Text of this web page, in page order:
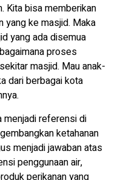
Kita bisa memberikan
yang ke masjid. Maka
yang ada disemua
proses
masjid. Mau anak-
dari berbagai kota
menjadi referensi di
ketahanan
menjadi jawaban atas
penggunaan air,